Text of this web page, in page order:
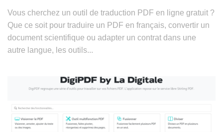
Vous cherchez un outil de traduction PDF en ligne gratuit ?
Que ce soit pour traduire un PDF en français, convertir un
document scientifique ou adapter un contrat dans une
autre langue, les outils...